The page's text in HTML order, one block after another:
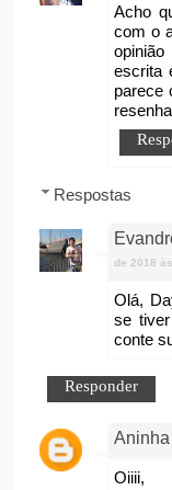
Acho
com o
escrita
parece
Respostas
de 2018
Olá,
se
conte
Responder
Oiiii,